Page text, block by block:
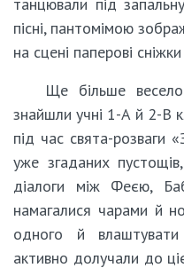
пісні, пантомімою
на сцені паперові
Ще більше
знайшли учні 1-А й 2-В
під час свята-розваги
уже згаданих
діалоги між Феєю,
намагалися чарами й
одного й
активно долучали до